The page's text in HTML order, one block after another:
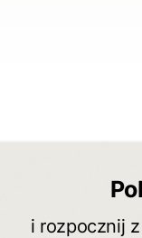
i rozpocznij